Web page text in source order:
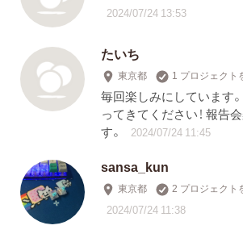
2024/07/24 13:53
たいち
東京都 1 プロジェクト
毎回楽しみにしています
ってきてください！ 報告
す。
2024/07/24 11:45
sansa_kun
東京都 2 プロジェクト
2024/07/24 11:38